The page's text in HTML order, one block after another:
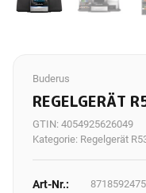
Buderus
REGELGERÄT
GTIN: 4054925626049
Kategorie: Regelgerät
Art-Nr.: 8718592475